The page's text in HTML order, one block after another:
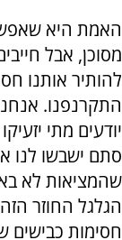
האמת היא
מסוכן, אבל
להותיר אותנו
התקרנפנו.
יודעים מתי
סתם ישבשו לנו
שהמציאות לא
הגלגל החוזר
חסימות